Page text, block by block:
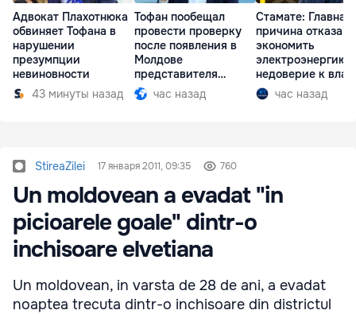
Адвокат Плахотнюка
обвиняет Тофана в
нарушении
презумпции
невиновности
43 минуты назад
Тофан пообещал
провести проверку
после появления в
Молдове
представителя
Южной Осетии
час назад
Стамате: Главная
причина отказа
экономить
электроэнергию
недоверие к
час назад
StireaZilei 17 января 2011, 09:35 760
Un moldovean a evadat "in
picioarele goale" dintr-o
inchisoare elvetiana
Un moldovean, in varsta de 28 de ani, a evadat
noaptea trecuta dintr-o inchisoare din districtul